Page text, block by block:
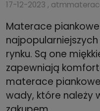
17-12-2023 ,
Materace
rynku. Są one
zapewniają
materace
wady, które należy